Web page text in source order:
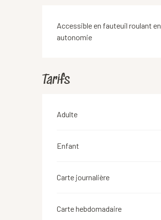
Accessible en fauteuil roulant en
autonomie
Tarifs
Tarifs 2026
Adulte
Enfant
Carte journalière
Carte hebdomadaire